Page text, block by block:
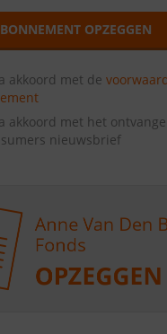
OPZEGGEN
akkoord met de
akkoord met het
nieuwsbrief